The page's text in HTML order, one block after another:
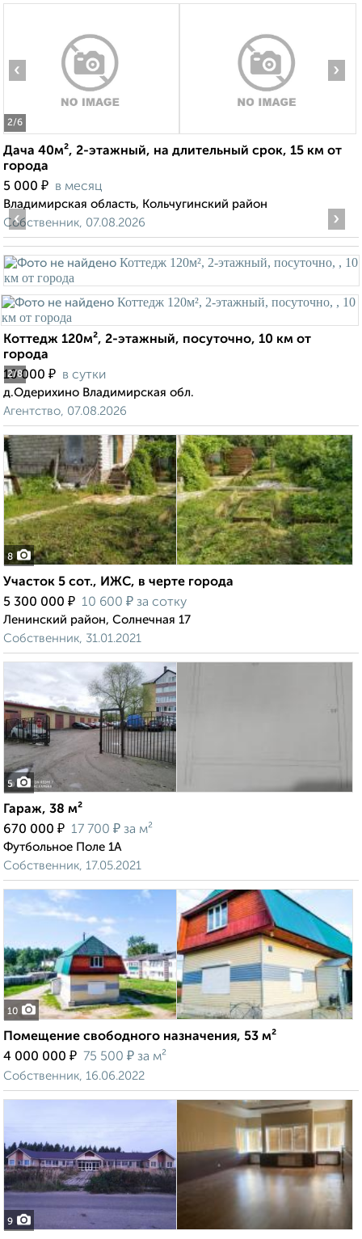
2/6
‹ ›
Дача 40м², 2-этажный, на длительный срок, 15 км от
города
5 000 ₽ в месяц
Владимирская область, Кольчугинский район
Собственник, 07.08.2026
2/8
‹ ›
Коттедж 120м², 2-этажный, посуточно, 10 км от
города
10 000 ₽ в сутки
д.Одерихино Владимирская обл.
Агентство, 07.08.2026
8
Участок 5 сот., ИЖС, в черте города
5 300 000 ₽ 10 600 ₽ за сотку
Ленинский район, Солнечная 17
Собственник, 31.01.2021
5
Гараж, 38 м²
670 000 ₽ 17 700 ₽ за м²
Футбольное Поле 1А
Собственник, 17.05.2021
10
Помещение свободного назначения, 53 м²
4 000 000 ₽ 75 500 ₽ за м²
Собственник, 16.06.2022
9